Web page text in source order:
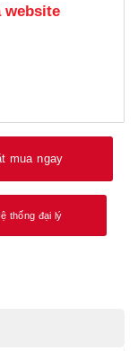
mua ngay
thống đại lý